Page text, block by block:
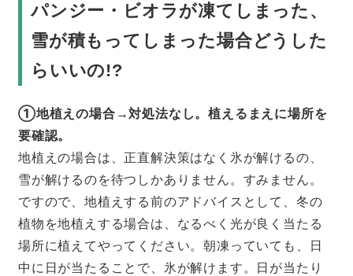
パンジー・ビオラが凍てしまった、
雪が積もってしまった場合どうした
らいいの!?
①地植えの場合→対処法なし。植えるまえに場所を
要確認。
地植えの場合は、正直解決策はなく氷が解けるの、
雪が解けるのを待つしかありません。すみません。
ですので、地植えする前のアドバイスとして、冬の
植物を地植えする場合は、なるべく光が良く当たる
場所に植えてやってください。朝凍っていても、日
中に日が当たることで、氷が解けます。日が当たり